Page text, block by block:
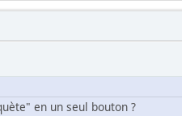
["typechoix"];
en un seul bouton ?